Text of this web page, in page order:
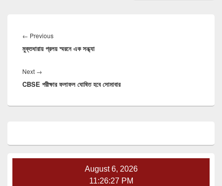
navigation
← PreviousPrevious
post:
মুক্তধারায় প্রলয় স্মরনে এক সন্ধ্যা
Next →
post:
CBSE পরীক্ষার ফলাফল ঘোষিত হবে সোমাবার
Widget
August 6, 2026
11:26:28 PM